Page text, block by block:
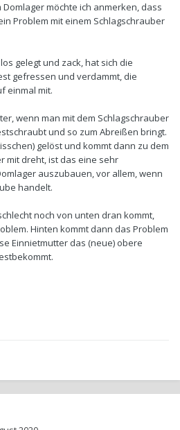
möchte ich anmerken, dass
Problem mit einem Schlagschrauber
gelegt und zack, hat sich die
gefressen und verdammt, die
einmal mit.
wenn man mit dem Schlagschrauber
und so zum Abreißen bringt.
gelöst und kommt dann zu dem
mit dreht, ist das eine sehr
auszubauen, vor allem, wenn
handelt.
noch von unten dran kommt,
Hinten kommt dann das Problem
Einnietmutter das (neue) obere